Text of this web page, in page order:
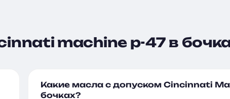
machine p-47 в
Какие масла с допуском Cincinnati
бочках?